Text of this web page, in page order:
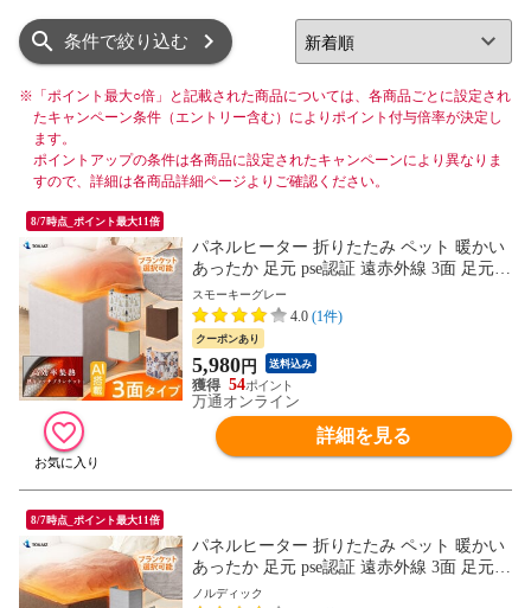
条件で絞り込む
※ 「ポイント最大○倍」と記載された商品については、各商品ごとに設定され
たキャンペーン条件（エントリー含む）によりポイント付与倍率が決定し
ます。
ポイントアップの条件は各商品に設定されたキャンペーンにより異なりま
すので、詳細は各商品詳細ページよりご確認ください。
8/7時点_ポイント最大11倍
パネルヒーター 折りたたみ ペット 暖かい
あったか 足元 pse認証 遠赤外線 3面 足元ヒ
ーター デスク ヒーター 足元 暖房 オフィ
ス フットヒーター ヒーター 薄型 電気ヒー
ター こたつ 省エネ 冬 暖房器具 TOKAIZ
スモーキーグレー
4.0 (1件)
クーポンあり
5,980円 送料込み
54
万通オンライン
詳細を見る
8/7時点_ポイント最大11倍
パネルヒーター 折りたたみ ペット 暖かい
あったか 足元 pse認証 遠赤外線 3面 足元ヒ
ーター デスク ヒーター 足元 暖房 オフィ
ノルディック